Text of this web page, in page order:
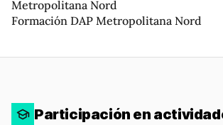
Metropolitana Nord
Formación DAP Metropolitana Nord
Participación en